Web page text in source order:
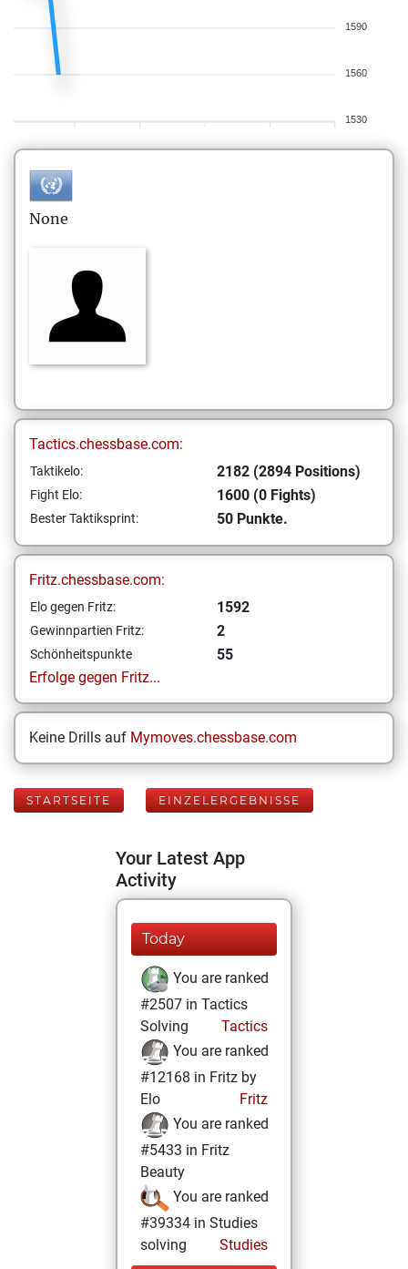
1590
1560
1530
None
Tactics.chessbase.com:
Taktikelo: 2182 (2894 Positions)
Fight Elo: 1600 (0 Fights)
Bester Taktiksprint: 50 Punkte.
Fritz.chessbase.com:
Elo gegen Fritz: 1592
Gewinnpartien Fritz: 2
Schönheitspunkte
55
Erfolge gegen Fritz...
Keine Drills auf Mymoves.chessbase.com
STARTSEITE EINZELERGEBNISSE
Your Latest App
Activity
Today
You are ranked
#2507 in Tactics
Solving
Tactics
You are ranked
#12168 in Fritz by
Elo
Fritz
You are ranked
#5433 in Fritz
Beauty
You are ranked
#39334 in Studies
solving
Studies